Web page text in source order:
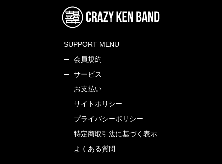
SUPPORT MENU
会員規約
サービス
お支払い
サイトポリシー
プライバシーポリシー
特定商取引法に基づく表示
よくある質問